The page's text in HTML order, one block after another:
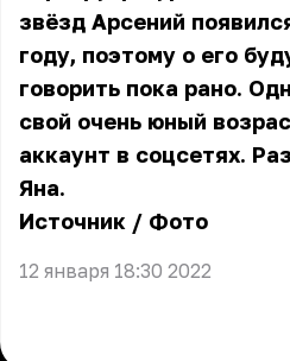
звёзд Арсений
году, поэтому о его
говорить пока рано.
свой очень юный
аккаунт в соцсетях.
Яна.
Источник / Фото
12 января 18:30 2022